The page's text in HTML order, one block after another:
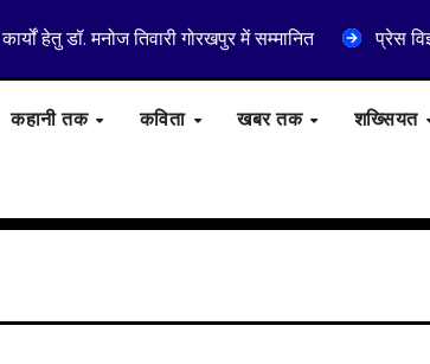
हेतु डॉ. मनोज तिवारी गोरखपुर में सम्मानित प्रेस
कहानी तक कविता खबर तक शख्सियत